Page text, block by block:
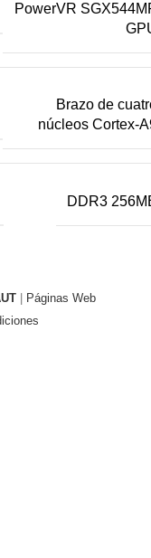
PowerVR
Brazo de
núcleos Cortex-
DDR3
Páginas Web